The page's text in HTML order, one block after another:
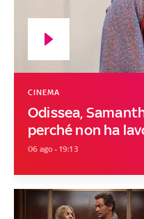
Odissea,
perché non ha
CINEMA
06 ago - 19:13